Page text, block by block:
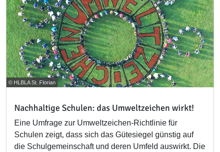
© HLBLA St. Florian
Nachhaltige Schulen: das Umweltzeichen wirkt!
Eine Umfrage zur Umweltzeichen-Richtlinie für
Schulen zeigt, dass sich das Gütesiegel günstig auf
die Schulgemeinschaft und deren Umfeld auswirkt. Die